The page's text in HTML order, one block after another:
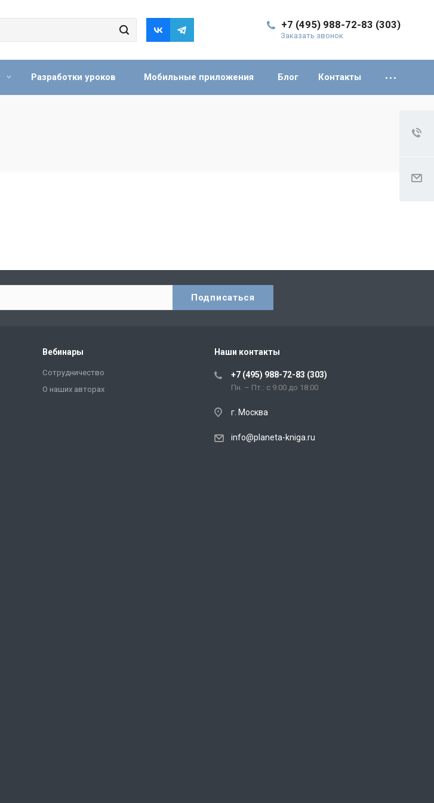
+7 (495) 988-72-83 (303)
Заказать звонок
Разработки уроков Мобильные приложения Блог Контакты
Вебинары
Сотрудничество
О наших авторах
Наши контакты
+7 (495) 988-72-83 (303)
Пн. – Пт.: с 9:00 до 18:00
г. Москва
info@planeta-kniga.ru